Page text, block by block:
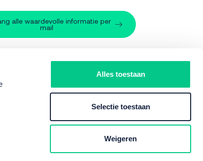
Alles toestaan
Selectie toestaan
Weigeren
alle waardevolle informatie per
mail